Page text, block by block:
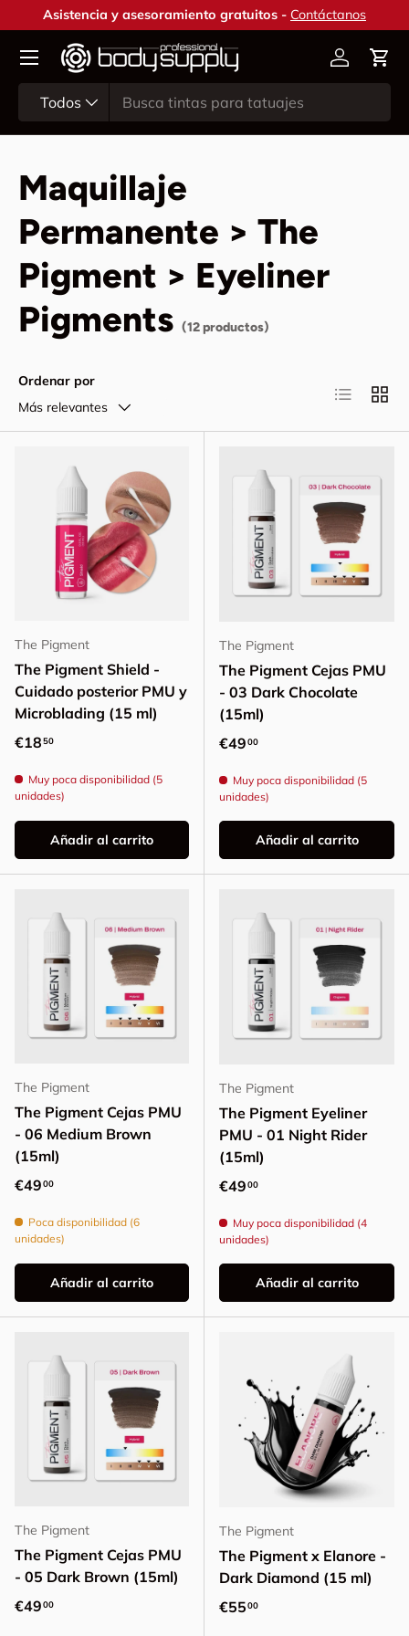
Ir al contenido
Asistencia y asesoramiento gratuitos - Contáctanos
Todos
Cuenta
Maquillaje
Permanente > The
Pigment > Eyeliner
Pigments (12 productos)
Ordenar por
Más relevantes
Lista
The Pigment
The Pigment Shield -
Cuidado posterior PMU y
Microblading (15 ml)
Precio normal
€1850
Muy poca disponibilidad (5
unidades)
Añadir al carrito
The Pigment
The Pigment Cejas PMU
- 03 Dark Chocolate
(15ml)
Precio normal
€4900
Muy poca disponibilidad (5
unidades)
Añadir al carrito
The Pigment
The Pigment Cejas PMU
- 06 Medium Brown
(15ml)
Precio normal
€4900
Poca disponibilidad (6
unidades)
Añadir al carrito
The Pigment
The Pigment Eyeliner
PMU - 01 Night Rider
(15ml)
Precio normal
€4900
Muy poca disponibilidad (4
unidades)
Añadir al carrito
The Pigment
The Pigment Cejas PMU
- 05 Dark Brown (15ml)
Precio normal
€4900
The Pigment
The Pigment x Elanore -
Dark Diamond (15 ml)
Precio normal
€5500